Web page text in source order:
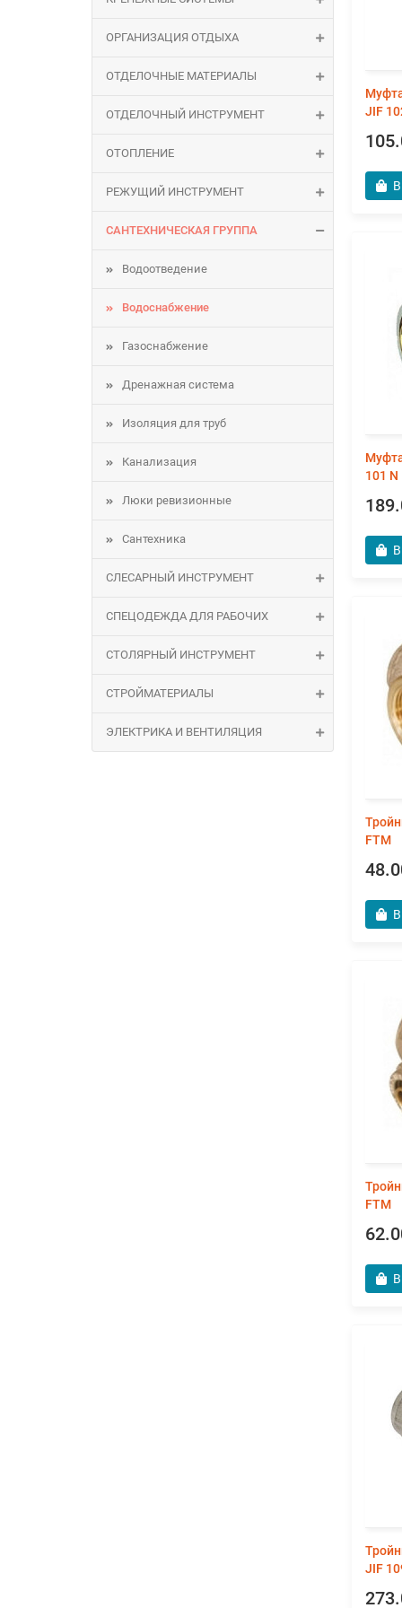
ОРГАНИЗАЦИЯ ОТДЫХА
ОТДЕЛОЧНЫЕ МАТЕРИАЛЫ
ОТДЕЛОЧНЫЙ ИНСТРУМЕНТ
ОТОПЛЕНИЕ
РЕЖУЩИЙ ИНСТРУМЕНТ
САНТЕХНИЧЕСКАЯ ГРУППА
Водоотведение
Водоснабжение
Газоснабжение
Дренажная система
Изоляция для труб
Канализация
Люки ревизионные
Сантехника
СЛЕСАРНЫЙ ИНСТРУМЕНТ
СПЕЦОДЕЖДА ДЛЯ РАБОЧИХ
СТОЛЯРНЫЙ ИНСТРУМЕНТ
СТРОЙМАТЕРИАЛЫ
ЭЛЕКТРИКА И ВЕНТИЛЯЦИЯ
JIF
101 N
FTM
FTM
JIF